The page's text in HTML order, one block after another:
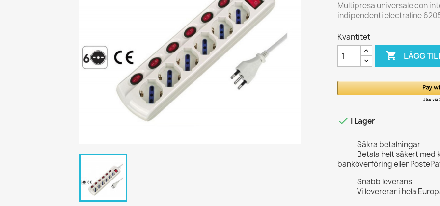
Multipresa universale con
indipendenti electraline
Kvantitet
 LÄGG
 I Lager
Säkra betalningar
Betala helt säkert med
banköverföring eller
Snabb leverans
Vi levererar i hela